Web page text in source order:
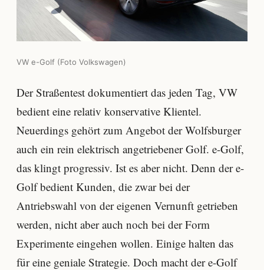
VW e-Golf (Foto Volkswagen)
Der Straßentest dokumentiert das jeden Tag, VW
bedient eine relativ konservative Klientel.
Neuerdings gehört zum Angebot der Wolfsburger
auch ein rein elektrisch angetriebener Golf. e-Golf,
das klingt progressiv. Ist es aber nicht. Denn der e-
Golf bedient Kunden, die zwar bei der
Antriebswahl von der eigenen Vernunft getrieben
werden, nicht aber auch noch bei der Form
Experimente eingehen wollen. Einige halten das
für eine geniale Strategie. Doch macht der e-Golf